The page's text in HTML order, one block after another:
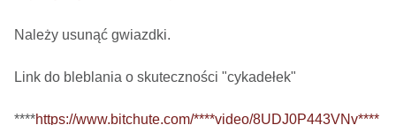
Należy usunąć gwiazdki.
Link do bleblania o skuteczności "cykadełek"
****https://www.bitchute.com/****video/8UDJ0P443VNv****